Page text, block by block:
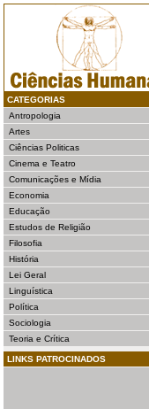
CATEGORIAS
Antropologia
Artes
Ciências Politicas
Cinema e Teatro
Comunicações e Mídia
Economia
Educação
Estudos de Religião
Filosofia
História
Lei Geral
Linguística
Política
Sociologia
Teoria e Crítica
LINKS PATROCINADOS